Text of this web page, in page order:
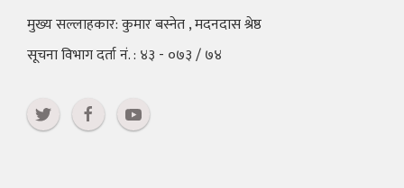
मुख्य सल्लाहकार: कुमार बस्नेत , मदनदास श्रेष्ठ
सूचना विभाग दर्ता नं. : ४३ - ०७३ / ७४